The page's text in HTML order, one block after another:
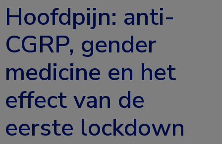
Hoofdpijn: anti-
CGRP, gender
medicine en het
effect van de
eerste lockdown